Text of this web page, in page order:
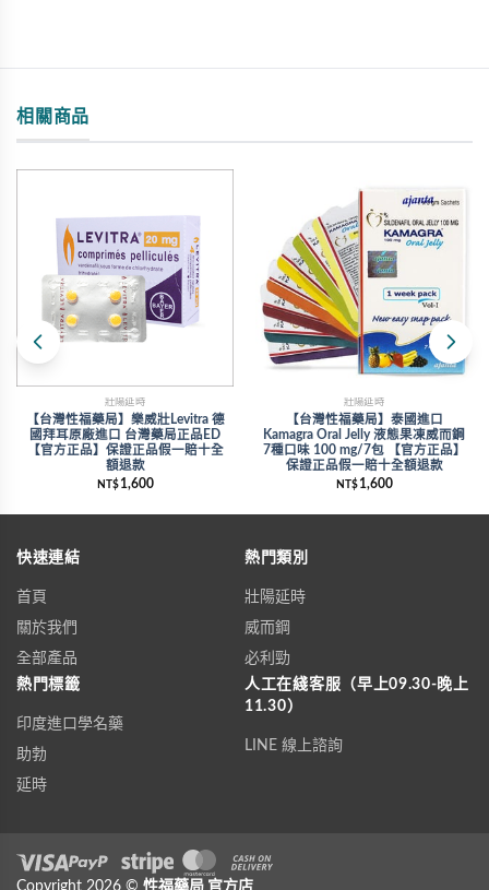
相關商品
壯陽延時
【台灣性福藥局】樂威壯Levitra 德
國拜耳原廠進口 台灣藥局正品ED
【官方正品】保證正品假一賠十全
額退款
NT$ 1,600
壯陽延時
【台灣性福藥局】泰國進口
Kamagra Oral Jelly 液態果凍威而鋼
7種口味 100 mg/7包 【官方正品】
保證正品假一賠十全額退款
NT$ 1,600
快速連結
首頁
關於我們
全部產品
熱門類別
壯陽延時
威而鋼
必利勁
熱門標籤
印度進口學名藥
助勃
延時
人工在綫客服（早上09.30-晚上
11.30）
LINE 線上諮詢